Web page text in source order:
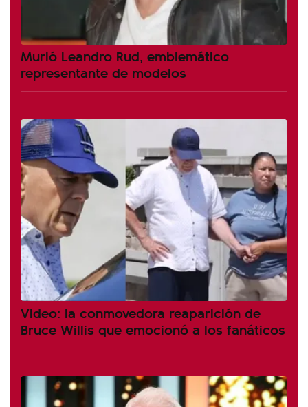
Murió Leandro Rud, emblemático
representante de modelos
Video: la conmovedora reaparición de
Bruce Willis que emocionó a los fanáticos